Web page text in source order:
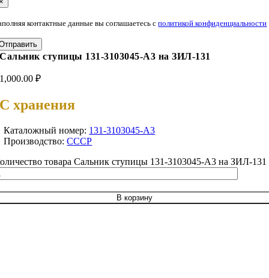
контактные данные вы соглашаетесь сполитикой конфиденциальности
Сальник ступицы 131-3103045-А3 на ЗИЛ-131
1,000.00₽
С хранения
Каталожный номер: 131-3103045-А3
Производство:СССР
товара Сальник ступицы 131-3103045-А3 на ЗИЛ-131
В корзину